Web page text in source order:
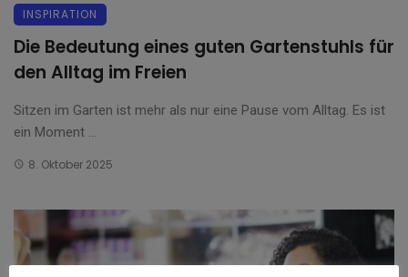
INSPIRATION
Die Bedeutung eines guten Gartenstuhls für
den Alltag im Freien
Sitzen im Garten ist mehr als nur eine Pause vom Alltag. Es ist
ein Moment ...
8. Oktober 2025